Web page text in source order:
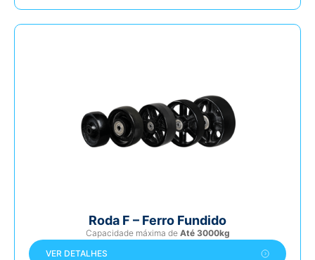
Roda F – Ferro Fundido
Capacidade máxima de Até 3000kg
VER DETALHES